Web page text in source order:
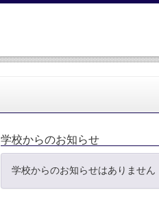
学校からのお知らせ
学校からのお知らせはありません